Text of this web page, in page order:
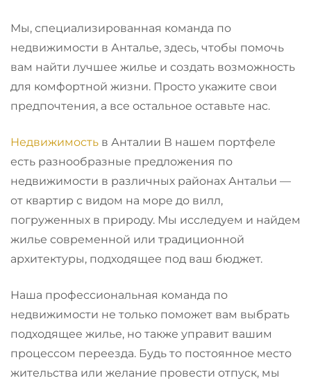
Мы, специализированная команда по
недвижимости в Анталье, здесь, чтобы помочь
вам найти лучшее жилье и создать возможность
для комфортной жизни. Просто укажите свои
предпочтения, а все остальное оставьте нас.
Недвижимость в Анталии В нашем портфеле
есть разнообразные предложения по
недвижимости в различных районах Антальи —
от квартир с видом на море до вилл,
погруженных в природу. Мы исследуем и найдем
жилье современной или традиционной
архитектуры, подходящее под ваш бюджет.
Наша профессиональная команда по
недвижимости не только поможет вам выбрать
подходящее жилье, но также управит вашим
процессом переезда. Будь то постоянное место
жительства или желание провести отпуск, мы